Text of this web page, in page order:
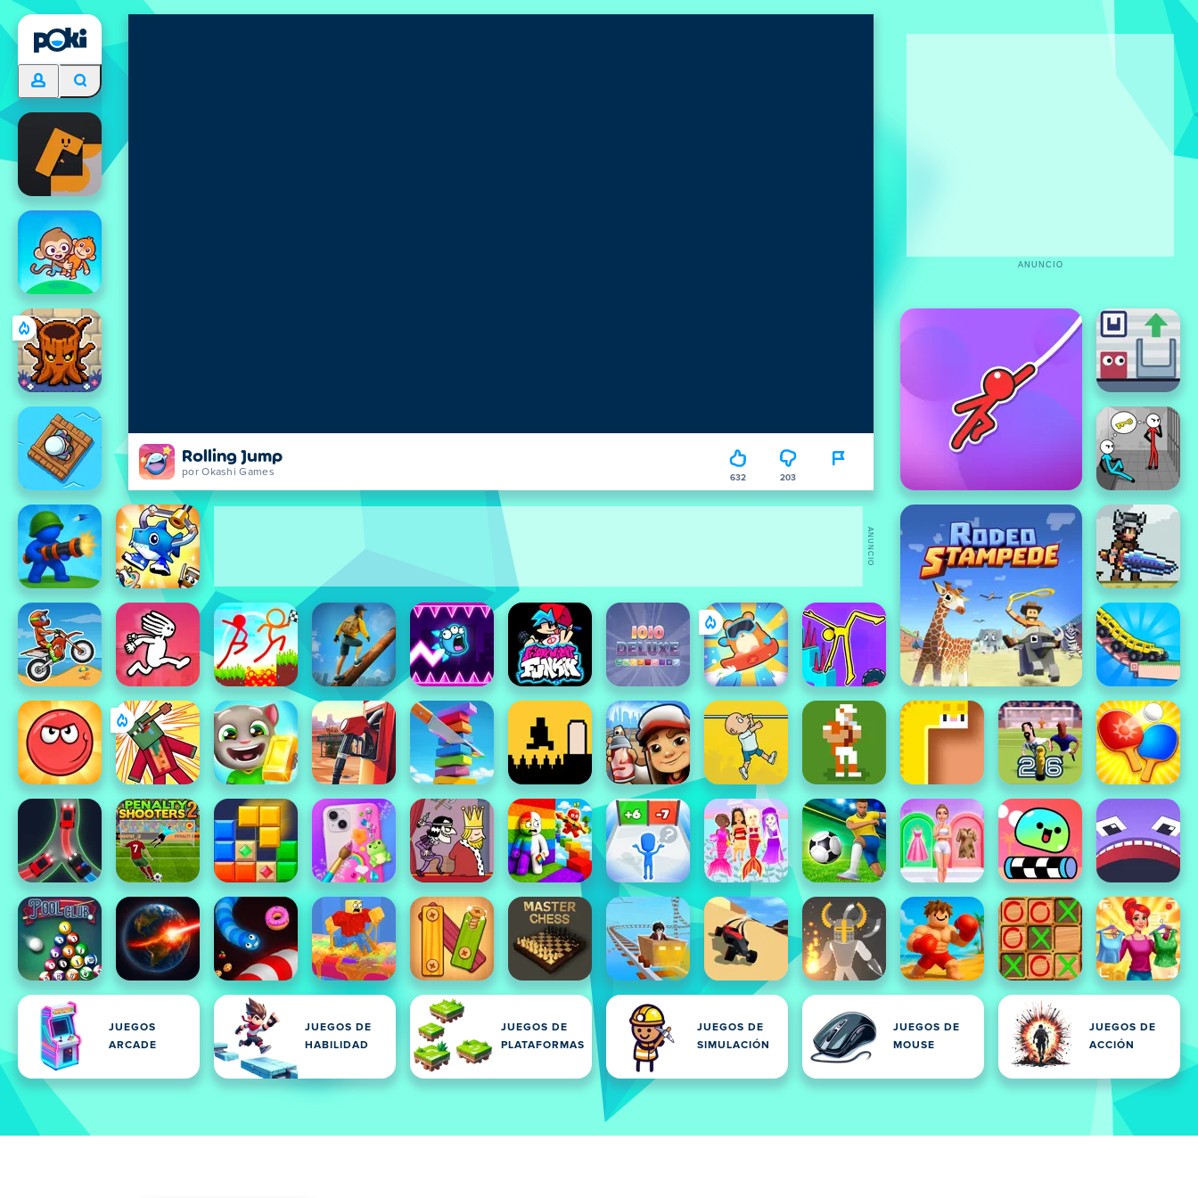
Rolling Jump
por Okashi Games 632 203
JUEGOS
ARCADE
JUEGOS DE
HABILIDAD
JUEGOS DE
PLATAFORMAS
JUEGOS DE
SIMULACIÓN
JUEGOS DE
MOUSE
JUEGOS DE
ACCIÓN
ANUNCIO
ANUNCIO